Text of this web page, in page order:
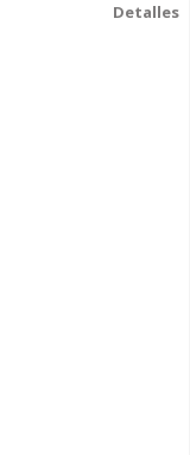
Detalles